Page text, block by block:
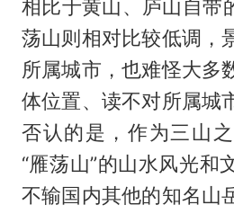
相比于黄山、庐山自带
荡山则相对比较低调，
所属城市，也难怪大多
体位置、读不对所属城
否认的是，作为三山
“雁荡山”的山水风光和
不输国内其他的知名山